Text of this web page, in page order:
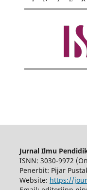
Jurnal Ilmu
ISNN: 3030-9972
Penerbit: Pijar
Website: https://